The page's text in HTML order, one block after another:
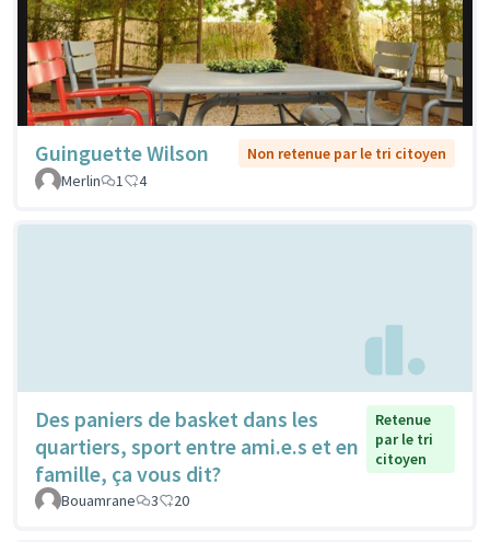
Guinguette Wilson
Non retenue par le tri citoyen
Merlin
1 4
Des paniers de basket dans les
quartiers, sport entre ami.e.s et en
famille, ça vous dit?
Retenue
par le tri
citoyen
Bouamrane 3 20